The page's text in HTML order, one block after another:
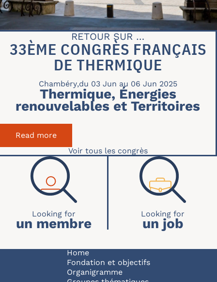
RETOUR SUR …
33ÈME CONGRÈS FRANÇAIS
DE THERMIQUE
Chambéry,du 03 Jun au 06 Jun 2025
Thermique, Énergies
renouvelables et Territoires
Read more
Voir tous les congrès
RECHERCHE ACCUEIL
un membre un job
NAVIGATION
Home
Fondation et objectifs
Organigramme